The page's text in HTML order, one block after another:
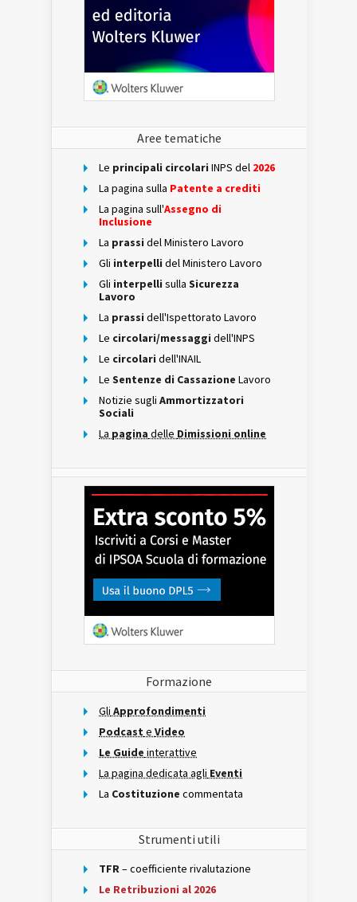
Aree tematiche
Le principali circolari INPS del 2026
La pagina sulla Patente a crediti
La pagina sull'Assegno di
Inclusione
La prassi del Ministero Lavoro
Gli interpelli del Ministero Lavoro
Gli interpelli sulla Sicurezza
Lavoro
La prassi dell'Ispettorato Lavoro
Le circolari/messaggi dell'INPS
Le circolari dell'INAIL
Le Sentenze di Cassazione Lavoro
Notizie sugli Ammortizzatori
Sociali
La pagina delle Dimissioni online
Formazione
Gli Approfondimenti
Podcast e Video
Le Guide interattive
La pagina dedicata agli Eventi
La Costituzione commentata
Strumenti utili
TFR– coefficiente rivalutazione
Le Retribuzioni al 2026